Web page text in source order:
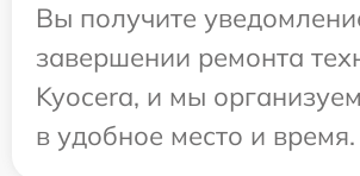
Вы получите
завершении ремонта
Kyocera, и мы
в удобное место и время.